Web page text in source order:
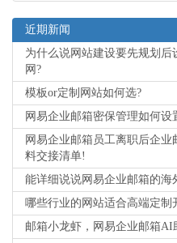
近期新闻
为什么说网站建设要先规划后
网?
模板or定制网站如何选?
网易企业邮箱密保管理如何设
网易企业邮箱员工离职后企
料交接清单!
能详细说说网易企业邮箱的海
哪些行业的网站适合高端定制
邮箱小龙虾，网易企业邮箱AI